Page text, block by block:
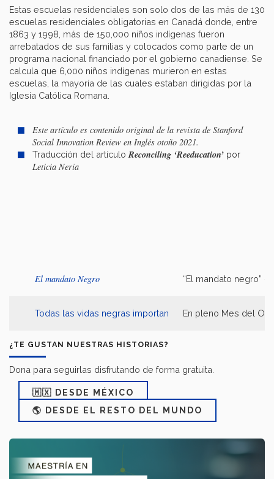
Estas escuelas residenciales son solo dos de las más de 130
escuelas residenciales obligatorias en Canadá donde, entre
1863 y 1998, más de 150,000 niños indígenas fueron
arrebatados de sus familias y colocados como parte de un
programa nacional financiado por el gobierno canadiense. Se
calcula que 6,000 niños indígenas murieron en estas
escuelas, la mayoría de las cuales estaban dirigidas por la
Iglesia Católica Romana.
Este artículo es contenido original de la revista de Stanford
Social Innovation Review en Inglés otoño 2021.
Traducción del artículo Reconciling ‘Reeducation’ por
Leticia Neria
El mandato Negro “El mandato negro”
Todas las vidas negras importan En pleno Mes del
¿TE GUSTAN NUESTRAS HISTORIAS?
Dona para seguirlas disfrutando de forma gratuita.
🇲🇽 DESDE MÉXICO
🌎 DESDE EL RESTO DEL MUNDO